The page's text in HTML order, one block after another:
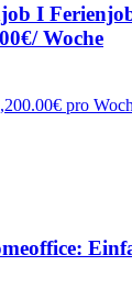
I
Woche
pro